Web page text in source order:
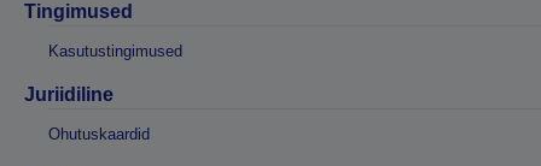
Tingimused
Kasutustingimused
Juriidiline
Ohutuskaardid